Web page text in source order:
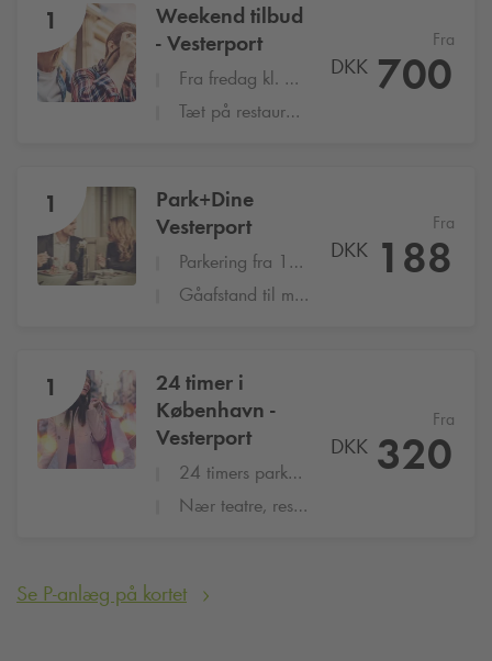
1
Weekend tilbud
- Vesterport
Fra fredag kl. 16:00 til mandag kl. 8:00
Tæt på restauranter, seværdigheder og shopping
Fra
DKK 700
1
Park+Dine
Vesterport
Parkering fra 17:00 til 22:00
Gåafstand til mange populære restauranter
Fra
DKK 188
1
24 timer i
København -
Vesterport
24 timers parkering på Vesterport
Nær teatre, restauranter, Tivoli og shopping
Fra
DKK 320
Se P-anlæg på kortet